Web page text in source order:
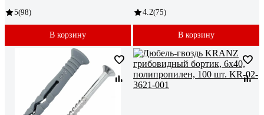
5(98)
В корзину
4.2(75)
В корзину